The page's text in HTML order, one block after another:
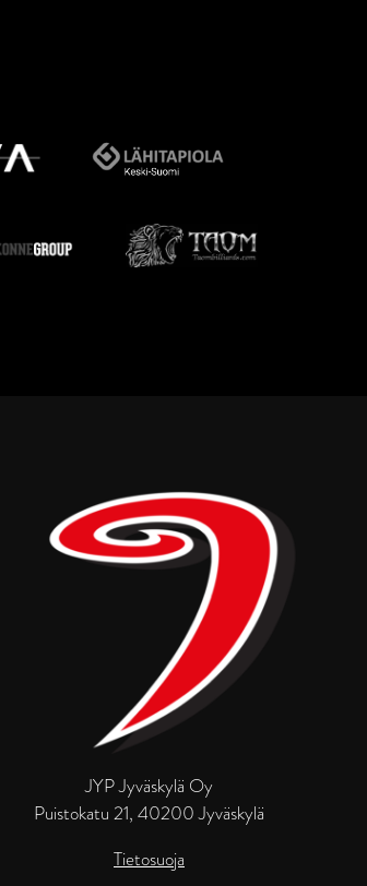
JYP Jyväskylä Oy
Puistokatu 21, 40200 Jyväskylä
Tietosuoja